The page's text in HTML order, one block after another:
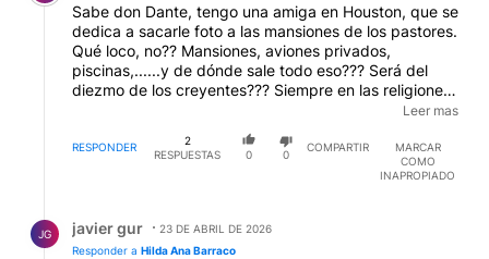
Sabe don Dante, tengo una amiga en Houston, que se
dedica a sacarle foto a las mansiones de los pastores.
Qué loco, no?? Mansiones, aviones privados,
piscinas,......y de dónde sale todo eso??? Será del
diezmo de los creyentes??? Siempre en las religiones
usan a los pobres, pero desde el lujo del Vaticano, las
mansiones de ustedes y no quiero saber de las otras
religiones, todo desdice lo que predican. Toso se
vuelve un choque con la realidad. Soy atea, tal vez
Leer mas
RESPONDER
2
RESPUESTAS
0 0
COMPARTIR
MARCAR
COMO
INAPROPIADO
JG javier gur
23 DE ABRIL DE 2026
Responder a Hilda Ana Barraco